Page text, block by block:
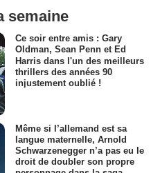
semaine
Ce soir entre amis : Gary
Oldman, Sean Penn et Ed
Harris dans l'un des meilleurs
thrillers des années 90
injustement oublié !
Même si l’allemand est sa
langue maternelle, Arnold
Schwarzenegger n’a pas eu le
droit de doubler son propre